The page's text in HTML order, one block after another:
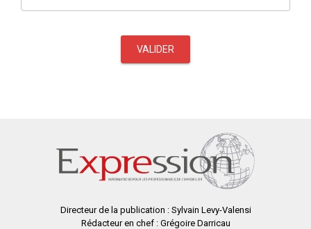
VALIDER
Directeur de la publication : Sylvain Levy-Valensi
Rédacteur en chef : Grégoire Darricau